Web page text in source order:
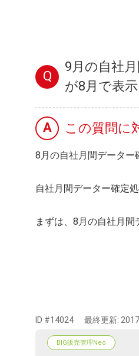
Q
9月の自社
が8月で表
A この質問に
8月の自社月間データー
自社月間データー確定
まずは、8月の自社月
ID #14024 最終更新:
BIG販売管理Neo